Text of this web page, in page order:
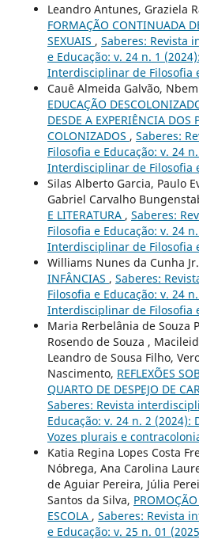
Leandro Antunes, Graziela
FORMAÇÃO CONTINUADA
SEXUAIS , Saberes: Revista
e Educação: v. 24 n. 1
Interdisciplinar de Filosofia
Cauê Almeida Galvão,
EDUCAÇÃO
DESDE A EXPERIÊNCIA DOS
COLONIZADOS , Saberes:
Filosofia e Educação: v. 24
Interdisciplinar de Filosofia
Silas Alberto Garcia, Paulo
Gabriel Carvalho
E LITERATURA , Saberes:
Filosofia e Educação: v. 24
Interdisciplinar de Filosofia
Williams Nunes da Cunha
INFÂNCIAS , Saberes:
Filosofia e Educação: v. 24
Interdisciplinar de Filosofia
Maria Rerbelânia de Souza
Rosendo de Souza ,
Leandro de Sousa Filho,
Nascimento, REFLEXÕES
QUARTO DE DESPEJO DE
Saberes: Revista
Educação: v. 24 n. 2 (2024):
Vozes plurais e
Katia Regina Lopes Costa
Nóbrega, Ana Carolina
de Aguiar Pereira, Júlia
Santos da Silva,
ESCOLA , Saberes: Revista
e Educação: v. 25 n. 01